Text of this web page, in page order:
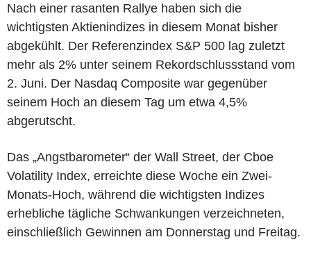
Nach einer rasanten Rallye haben sich die
wichtigsten Aktienindizes in diesem Monat bisher
abgekühlt. Der Referenzindex S&P 500 lag zuletzt
mehr als 2% unter seinem Rekordschlussstand vom
2. Juni. Der Nasdaq Composite war gegenüber
seinem Hoch an diesem Tag um etwa 4,5%
abgerutscht.
Das „Angstbarometer“ der Wall Street, der Cboe
Volatility Index, erreichte diese Woche ein Zwei-
Monats-Hoch, während die wichtigsten Indizes
erhebliche tägliche Schwankungen verzeichneten,
einschließlich Gewinnen am Donnerstag und Freitag.